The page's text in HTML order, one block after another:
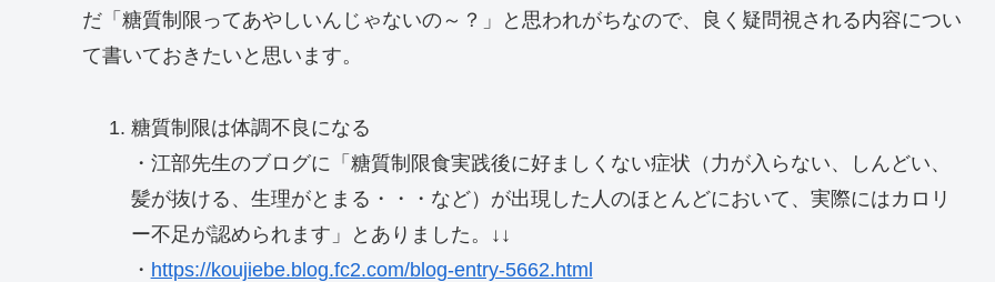
だ「糖質制限ってあやしいんじゃないの～？」と思われがちなので、良く疑問視される内容につい
て書いておきたいと思います。
糖質制限は体調不良になる
・江部先生のブログに「糖質制限食実践後に好ましくない症状（力が入らない、しんどい、
髪が抜ける、生理がとまる・・・など）が出現した人のほとんどにおいて、実際にはカロリ
ー不足が認められます」とありました。↓↓
・ https://koujiebe.blog.fc2.com/blog-entry-5662.html